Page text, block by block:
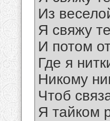
Из
Я свяжу
И потом
Где я
Никому
Чтоб
Я тайком